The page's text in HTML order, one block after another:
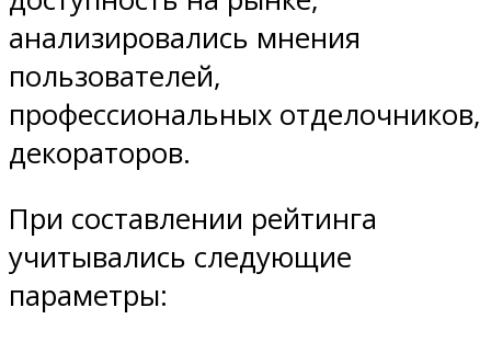
анализировались мнения
пользователей,
профессиональных отделочников,
декораторов.
При составлении рейтинга
учитывались следующие
параметры: